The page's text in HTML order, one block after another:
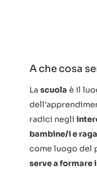
A che cosa
La scuola è il
radici negli
bambine/i e
come luogo del
serve a formare